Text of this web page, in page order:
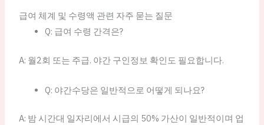
급여 체계 및 수령액 관련 자주 묻는 질문
Q: 급여 수령 간격은?
A: 월2회 또는 주급. 야간 구인정보 확인도 필요합니다.
Q: 야간수당은 일반적으로 어떻게 되나요?
A: 밤 시간대 일자리에서 시급의 50% 가산이 일반적이며 업